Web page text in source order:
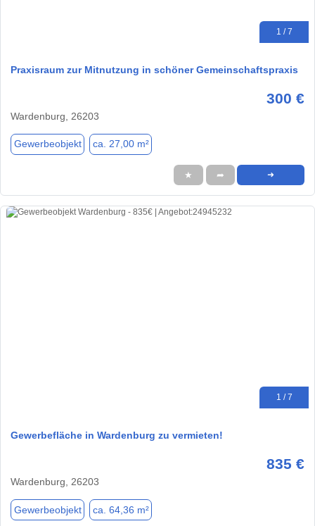
1 / 7
Praxisraum zur Mitnutzung in schöner Gemeinschaftspraxis
300 €
Wardenburg, 26203
Gewerbeobjekt ca. 27,00 m²
★ ➦ ➜
1 / 7
Gewerbefläche in Wardenburg zu vermieten!
835 €
Wardenburg, 26203
Gewerbeobjekt ca. 64,36 m²